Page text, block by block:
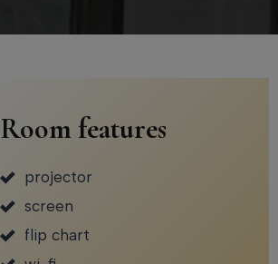
Room features
projector
screen
flip chart